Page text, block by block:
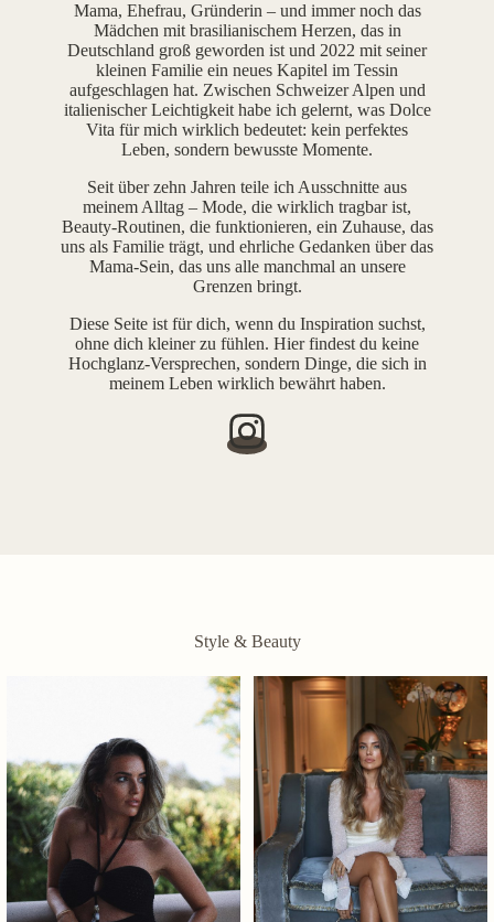
Mama, Ehefrau, Gründerin – und immer noch das
Mädchen mit brasilianischem Herzen, das in
Deutschland groß geworden ist und 2022 mit seiner
kleinen Familie ein neues Kapitel im Tessin
aufgeschlagen hat. Zwischen Schweizer Alpen und
italienischer Leichtigkeit habe ich gelernt, was Dolce
Vita für mich wirklich bedeutet: kein perfektes
Leben, sondern bewusste Momente.
Seit über zehn Jahren teile ich Ausschnitte aus
meinem Alltag – Mode, die wirklich tragbar ist,
Beauty-Routinen, die funktionieren, ein Zuhause, das
uns als Familie trägt, und ehrliche Gedanken über das
Mama-Sein, das uns alle manchmal an unsere
Grenzen bringt.
Diese Seite ist für dich, wenn du Inspiration suchst,
ohne dich kleiner zu fühlen. Hier findest du keine
Hochglanz-Versprechen, sondern Dinge, die sich in
meinem Leben wirklich bewährt haben.
Style & Beauty